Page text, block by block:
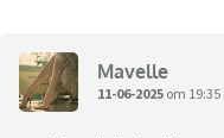
Mavelle
11-06-2025 om 19:35